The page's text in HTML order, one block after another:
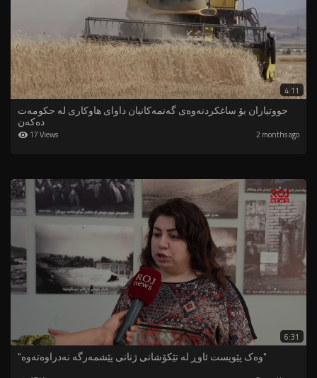
4:11
جووتیاران بۆ ساغکردنەوەی گەنمەکانیان داوای هاوکاری لە حکومەت
دەکەن
17 Views 2 months ago
6:31
"وەک پێویست ئاوڕ لە تێکۆشانی ژنانی پێشمەرگە نەدراوەتەوە"